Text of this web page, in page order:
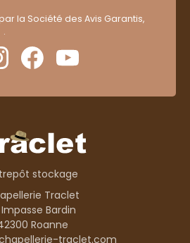
la Société des Avis Garantis,
.
stockage
Traclet
Impasse Bardin
Roanne
traclet.com